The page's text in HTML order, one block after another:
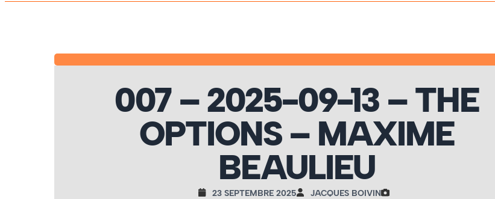
007 – 2025-09-13 – THE
OPTIONS – MAXIME
BEAULIEU
23 SEPTEMBRE 2025 JACQUES BOIVIN